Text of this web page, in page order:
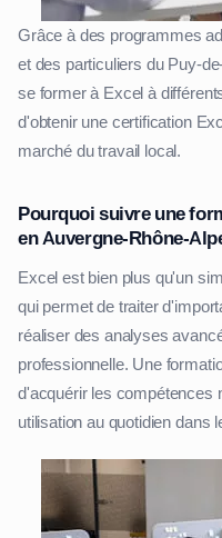
Grâce à des programmes
et des particuliers du Puy-
se former à Excel à
d'obtenir une certification
marché du travail local.
Pourquoi suivre une
en Auvergne-Rhône-
Excel est bien plus qu'un
qui permet de traiter
réaliser des analyses
professionnelle. Une
d'acquérir les compétences
utilisation au quotidien dans